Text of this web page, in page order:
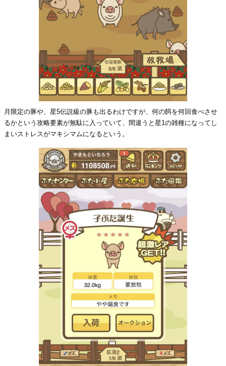
月限定の豚や、星5伝説級の豚も出るわけですが、何の餌を何回食べさせ
るかという攻略要素が無駄に入っていて、間違うと星1の雑種になってし
まいストレスがマキシマムになるという。